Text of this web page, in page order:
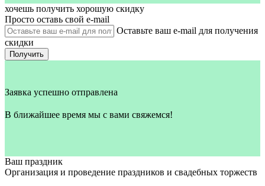
хочешь получить хорошую скидку
Просто оставь свой e‑mail
Оставьте ваш e-mail для получения
скидки
Получить
Заявка успешно отправлена
В ближайшее время мы с вами свяжемся!
Ваш праздник
Организация и проведение праздников и свадебных торжеств